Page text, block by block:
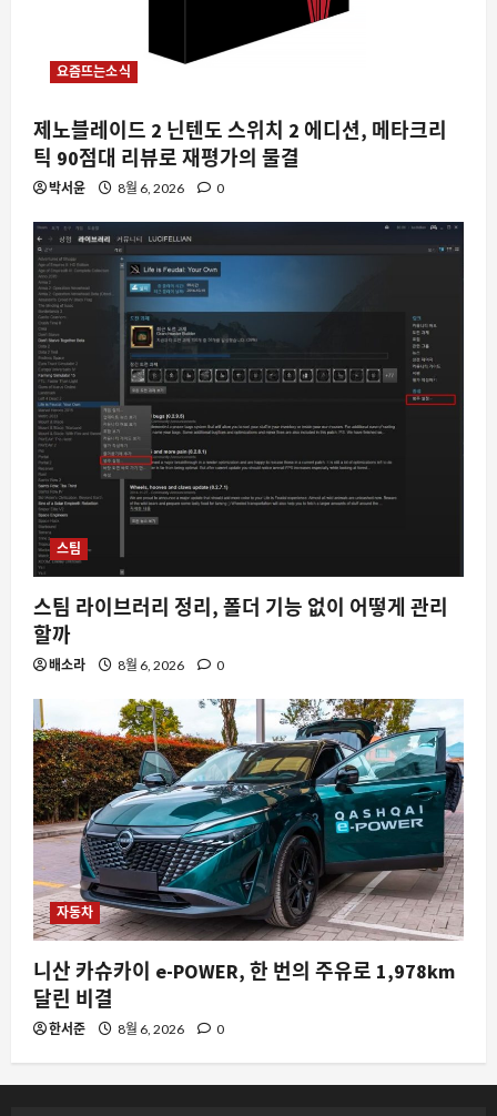
요즘뜨는소식
제노블레이드 2 닌텐도 스위치 2 에디션, 메타크리
틱 90점대 리뷰로 재평가의 물결
박서윤 8월 6, 2026 0
스팀
스팀 라이브러리 정리, 폴더 기능 없이 어떻게 관리
할까
배소라 8월 6, 2026 0
자동차
니산 카슈카이 e-POWER, 한 번의 주유로 1,978km
달린 비결
한서준 8월 6, 2026 0